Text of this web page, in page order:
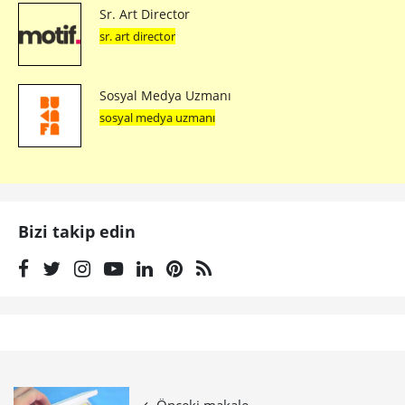
Sr. Art Director
sr. art director
Sosyal Medya Uzmanı
sosyal medya uzmanı
Bizi takip edin